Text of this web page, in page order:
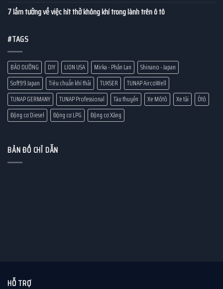
7 lầm tưởng về việc hít thở không khí trong lành trên ô tô
#TAGS
BẢO DƯỠNG DIY LION USA Mirka - Phần Lan
Shinano - Japan
Soft99 Japan
Tiêu chuẩn khí thải TUKSER
TUNAP AircoWell
TUNAP GERMANY
TUNAP Professional Tàu thuyền Xe Môtô Xe tải
Ôtô
Động cơ Diesel
Động cơ LPG Động cơ Xăng
BẢN ĐỒ CHỈ DẪN
HỖ TRỢ